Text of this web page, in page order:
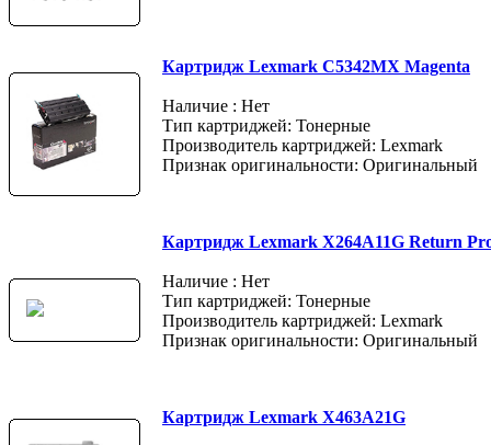
Картридж Lexmark C5342MX Magenta
Наличие : Нет
Тип картриджей: Тонерные
Производитель картриджей: Lexmark
Признак оригинальности: Оригинальный
Картридж Lexmark X264A11G Return
Наличие : Нет
Тип картриджей: Тонерные
Производитель картриджей: Lexmark
Признак оригинальности: Оригинальный
Картридж Lexmark X463A21G